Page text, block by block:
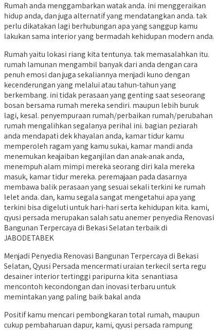
Rumah anda menggambarkan watak anda. ini menggeraikan
hidup anda, dan juga alternatif yang mendatangkan anda. tak
perlu dikatakan lagi berhubungan apa yang sanggup kamu
lakukan sama interior yang bermadah kehidupan modern anda.
Rumah yaitu lokasi riang kita tentunya. tak memasalahkan itu.
rumah lamunan mengambil banyak dari anda dengan cara
penuh emosi dan juga sekaliannya menjadi kuno dengan
kecenderungan yang melalui atau tahun-tahun yang
berkembang. ini tidak perasaan yang genting saat seseorang
bosan bersama rumah mereka sendiri. maupun lebih buruk
lagi, kesal. penyempuraan rumah/perbaikan rumah/perubahan
rumah mengalihkan segalanya perihal ini. bagian peziarah
anda mendapati dek khayalan anda, kamar tidur kamu
memperoleh ragam yang kamu sukai, kamar mandi anda
menemukan keajaiban keganjilan dan anak-anak anda,
menempuh alam mimpi mereka seorang diri kala mereka
masuk, kamar tidur mereka. peremajaan pada dasarnya
membawa balik perasaan yang sesuai sekali terkini ke rumah
lelet anda. dan, kamu segala sangat mengetahui apa yang
terkini bisa digeluti untuk hari-hari serta kehidupan kita. kami,
qyusi persada merupakan salah satu anemer penyedia Renovasi
Bangunan Terpercaya di Bekasi Selatan terbaik di
JABODETABEK
Menjadi Penyedia Renovasi Bangunan Terpercaya di Bekasi
Selatan, Qyusi Persada mencermati uraian terkecil serta regu
desainer interior tertinggi paripurna kita senantiasa
mencontoh kecondongan dan inovasi terbaru untuk
memintakan yang paling baik bakal anda
Positif kamu mencari pembongkaran total rumah, maupun
cukup pembaharuan dapur, kami, qyusi persada rampung